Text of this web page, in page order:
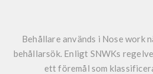
Behållare används i Nose work
behållarsök. Enligt SNWKs
ett föremål som